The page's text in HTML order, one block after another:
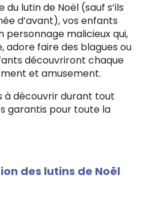
lutin de Noël (sauf s’ils
d’avant), vos enfants
personnage malicieux qui,
adore faire des blagues ou
découvriront chaque
et amusement.
à découvrir durant tout
garantis pour toute la
des lutins de Noël